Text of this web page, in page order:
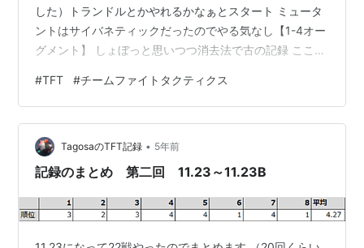
した）トランドルとかやれるかなぁとスタート ミュータ
ントはサイバネティックだったのでやる気なし【1-4オー
グメント】 しょぼっと思いつつ消去法で古の記録 ここに
ターの心が出た時だけやろうと思って全然できていない
編成ができそうだと、喜んで選択 【序盤戦】 イノベータ
ーって序盤のキャリー厳しくないかと思いつつ重なった
ヴァイを入れているあたりが下手さがにじみ出ています
序盤で、すでにHP78 【3-3オーグメント】 次のオーグ
#TFT #チームファイトタクティクス
TagosaのTFT記録 • 5年前
記録のまとめ 第二回 11.23～11.23B